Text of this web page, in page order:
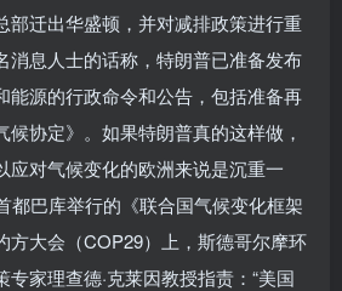
部迁出华盛顿，并对减排政策进行重
消息人士的话称，特朗普已准备发布
能源的行政命令和公告，包括准备再
候协定》。如果特朗普真的这样做，
应对气候变化的欧洲来说是沉重一
都巴库举行的《联合国气候变化框架
方大会（COP29）上，斯德哥尔摩环
家理查德·克莱因教授指责：“美国